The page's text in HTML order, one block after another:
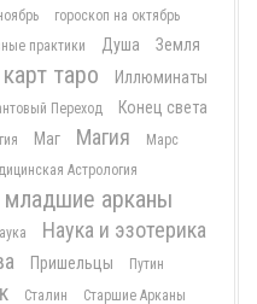
гороскоп на октябрь
практики Душа Земля
таро Иллюминаты
Переход
Конец света
Маг Магия
Марс
Астрология
младшие арканы
Наука и эзотерика
Пришельцы
Путин
Сталин Старшие Арканы